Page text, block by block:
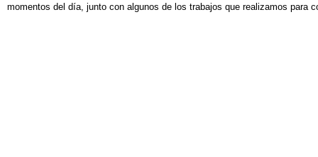
momentos del día, junto con algunos de los trabajos que realizamos para